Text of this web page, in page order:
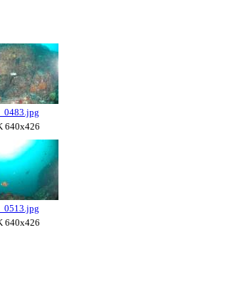
640x426
640x426